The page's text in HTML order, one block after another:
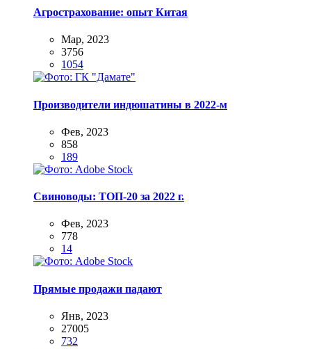
Агрострахование: опыт Китая
Мар, 2023
3756
1054
Производители индюшатины в 2022-м
Фев, 2023
858
189
Свиноводы: ТОП-20 за 2022 г.
Фев, 2023
778
14
Прямые продажи падают
Янв, 2023
27005
732